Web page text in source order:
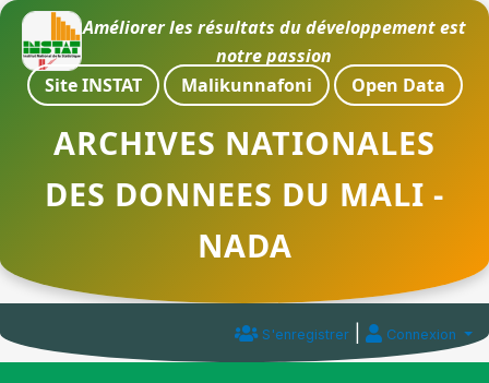
Améliorer les résultats du développement est
notre passion
Site INSTAT
Malikunnafoni Open Data
ARCHIVES NATIONALES
DES DONNEES DU MALI -
NADA
S'enregistrer | Connexion